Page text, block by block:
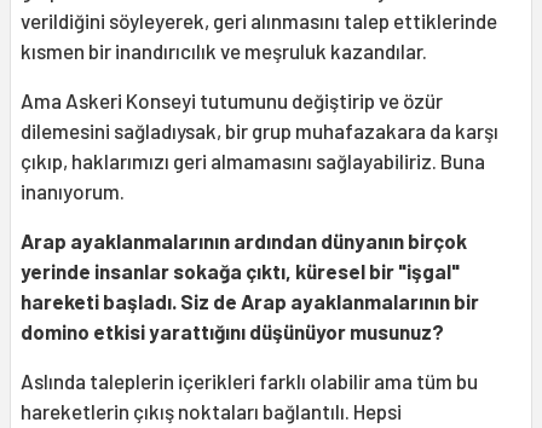
verildiğini söyleyerek, geri alınmasını talep ettiklerinde
kısmen bir inandırıcılık ve meşruluk kazandılar.
Ama Askeri Konseyi tutumunu değiştirip ve özür
dilemesini sağladıysak, bir grup muhafazakara da karşı
çıkıp, haklarımızı geri almamasını sağlayabiliriz. Buna
inanıyorum.
Arap ayaklanmalarının ardından dünyanın birçok
yerinde insanlar sokağa çıktı, küresel bir "işgal"
hareketi başladı. Siz de Arap ayaklanmalarının bir
domino etkisi yarattığını düşünüyor musunuz?
Aslında taleplerin içerikleri farklı olabilir ama tüm bu
hareketlerin çıkış noktaları bağlantılı. Hepsi